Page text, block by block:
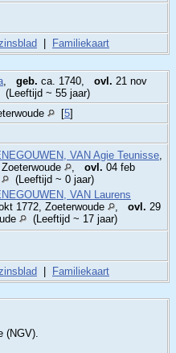
Familiekaart
geb. ca. 1740, ovl. 21 nov
(Leeftijd ~ 55 jaar)
[5]
VAN Agie Teunisse
ovl. 04 feb
(Leeftijd ~ 0 jaar)
VAN Laurens
1772, Zoeterwoude ovl. 29
(Leeftijd ~ 17 jaar)
Familiekaart
(NGV).